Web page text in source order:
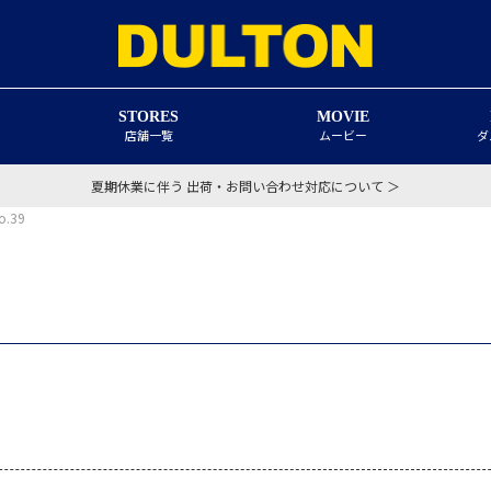
STORES
店舗一覧
MOVIE
ムービー
夏期休業に伴う 出荷・お問い合わせ対応について ＞